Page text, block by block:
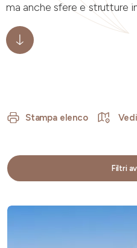
ma anche sfere e strutture
Stampa elenco
Filtri